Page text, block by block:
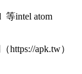
等intel atom
https://apk.tw）